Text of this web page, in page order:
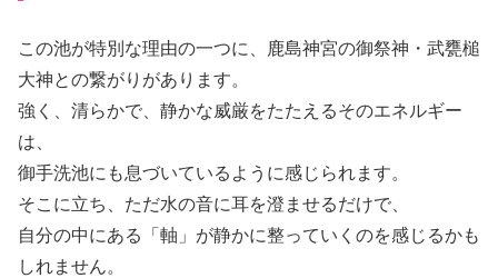
この池が特別な理由の一つに、鹿島神宮の御祭神・武甕槌
大神との繋がりがあります。
強く、清らかで、静かな威厳をたたえるそのエネルギー
は、
御手洗池にも息づいているように感じられます。
そこに立ち、ただ水の音に耳を澄ませるだけで、
自分の中にある「軸」が静かに整っていくのを感じるかも
しれません。